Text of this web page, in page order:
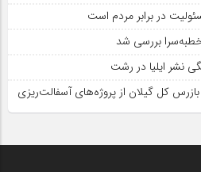
در برابر مردم است
بررسی شد
نشر ایلیا در رشت
کل گیلان از پروژه‌های آسفالت‌ریزی